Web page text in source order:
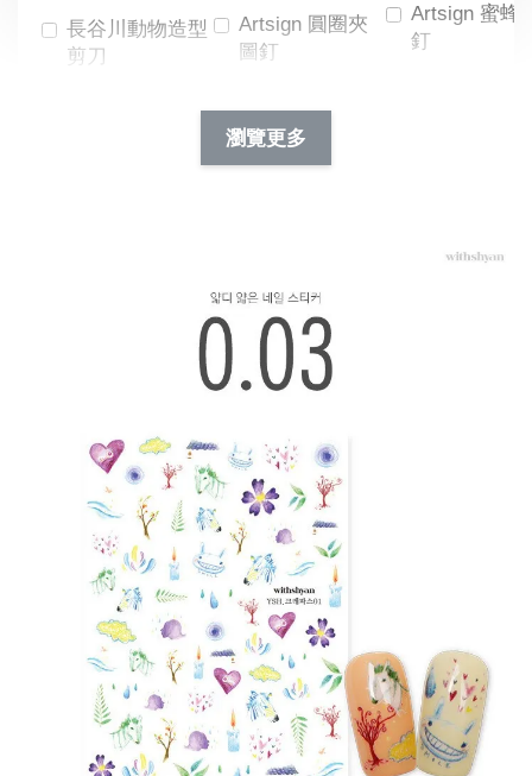
長谷川動物造型
剪刀
Artsign 圓圈夾
圖釘
NT$ 19.00
NT$ 66.00
Artsign 蜜蜂
釘
瀏覽更多